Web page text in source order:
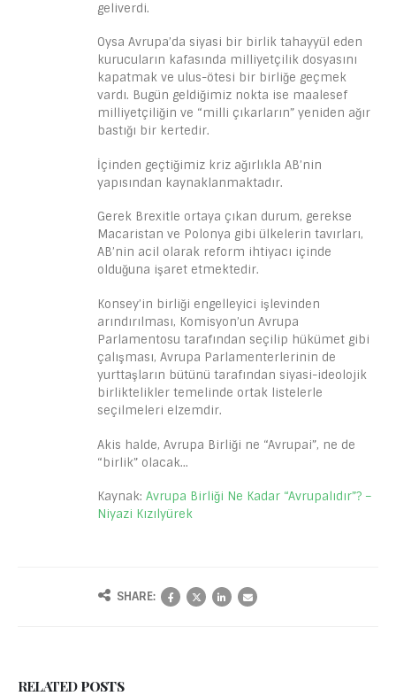
geliverdi.
Oysa Avrupa’da siyasi bir birlik tahayyül eden
kurucuların kafasında milliyetçilik dosyasını
kapatmak ve ulus-ötesi bir birliğe geçmek
vardı. Bugün geldiğimiz nokta ise maalesef
milliyetçiliğin ve “milli çıkarların” yeniden ağır
bastığı bir kertedir.
İçinden geçtiğimiz kriz ağırlıkla AB’nin
yapısından kaynaklanmaktadır.
Gerek Brexitle ortaya çıkan durum, gerekse
Macaristan ve Polonya gibi ülkelerin tavırları,
AB’nin acil olarak reform ihtiyacı içinde
olduğuna işaret etmektedir.
Konsey’in birliği engelleyici işlevinden
arındırılması, Komisyon’un Avrupa
Parlamentosu tarafından seçilip hükümet gibi
çalışması, Avrupa Parlamenterlerinin de
yurttaşların bütünü tarafından siyasi-ideolojik
birliktelikler temelinde ortak listelerle
seçilmeleri elzemdir.
Akis halde, Avrupa Birliği ne “Avrupai”, ne de
“birlik” olacak…
Kaynak: Avrupa Birliği Ne Kadar “Avrupalıdır”? –
Niyazi Kızılyürek
SHARE:
RELATEDPOSTS